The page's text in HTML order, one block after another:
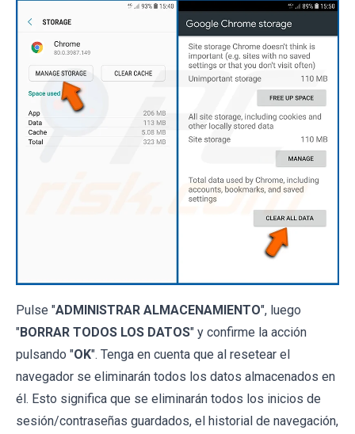
Pulse "ADMINISTRAR ALMACENAMIENTO", luego
"BORRAR TODOS LOS DATOS" y confirme la acción
pulsando "OK". Tenga en cuenta que al resetear el
navegador se eliminarán todos los datos almacenados en
él. Esto significa que se eliminarán todos los inicios de
sesión/contraseñas guardados, el historial de navegación,